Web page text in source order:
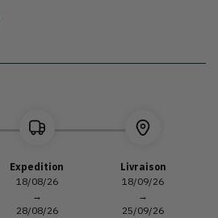
Expedition
18/08/26
→
28/08/26
Livraison
18/09/26
→
25/09/26